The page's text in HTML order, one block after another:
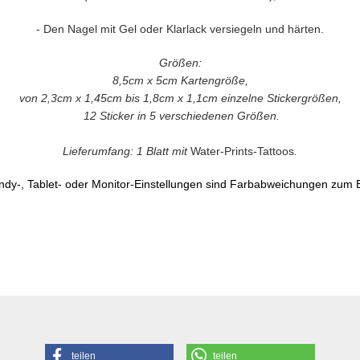
- Den Nagel mit Gel oder Klarlack versiegeln und härten.
Größen:
8,5cm x 5cm Kartengröße,
von 2,3cm x 1,45cm bis 1,8cm x 1,1cm einzelne Stickergrößen,
12 Sticker in 5 verschiedenen Größen.
Lieferumfang: 1 Blatt mitWater-Prints-Tattoos
, Tablet- oder Monitor-Einstellungen sind Farbabweichungen zum
teilen teilen